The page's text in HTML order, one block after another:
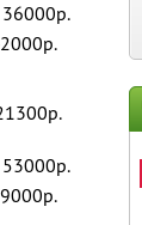
36000р.
53000р.